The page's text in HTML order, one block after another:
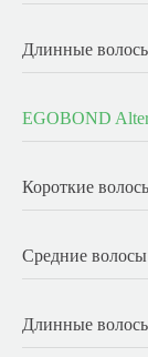
Длинные
EGOBOND
Короткие
Средние волосы
Длинные